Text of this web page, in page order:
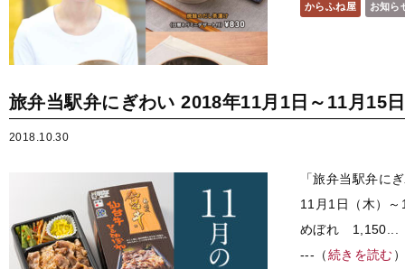
からふね屋 お知ら
旅弁当駅弁にぎわい 2018年11月1日～11月15日
2018.10.30
「旅弁当駅弁に
11月1日（木
めぼれ 1,150...
---（続きを読む